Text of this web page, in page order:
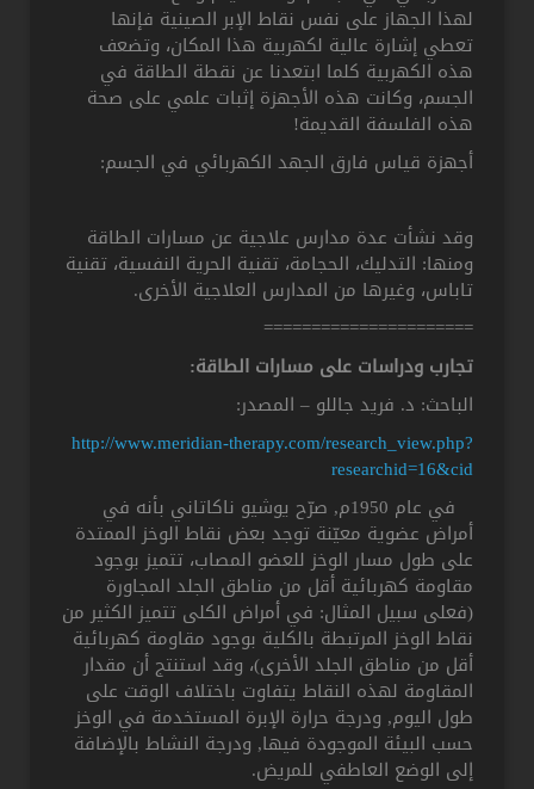
لهذا الجهاز على نفس نقاط الإبر الصينية فإنها
تعطي إشارة عالية لكهربية هذا المكان، وتضعف
هذه الكهربية كلما ابتعدنا عن نقطة الطاقة في
الجسم، وكانت هذه الأجهزة إثبات علمي على صحة
هذه الفلسفة القديمة!
أجهزة قياس فارق الجهد الكهربائي في الجسم:
وقد نشأت عدة مدارس علاجية عن مسارات الطاقة
ومنها: التدليك، الحجامة، تقنية الحرية النفسية، تقنية
تاباس، وغيرها من المدارس العلاجية الأخرى.
======================
تجارب ودراسات على مسارات الطاقة:
الباحث: د. فريد جاللو – المصدر:
http://www.meridian-therapy.com/research_view.php?
researchid=16&cid
في عام 1950م, صرّح يوشيو ناكاتاني بأنه في
أمراض عضوية معيّنة توجد بعض نقاط الوخز الممتدة
على طول مسار الوخز للعضو المصاب، تتميز بوجود
مقاومة كهربائية أقل من مناطق الجلد المجاورة
(فعلى سبيل المثال: في أمراض الكلى تتميز الكثير من
نقاط الوخز المرتبطة بالكلية بوجود مقاومة كهربائية
أقل من مناطق الجلد الأخرى)، وقد استنتج أن مقدار
المقاومة لهذه النقاط يتفاوت باختلاف الوقت على
طول اليوم, ودرجة حرارة الإبرة المستخدمة في الوخز
حسب البيئة الموجودة فيها, ودرجة النشاط بالإضافة
إلى الوضع العاطفي للمريض.